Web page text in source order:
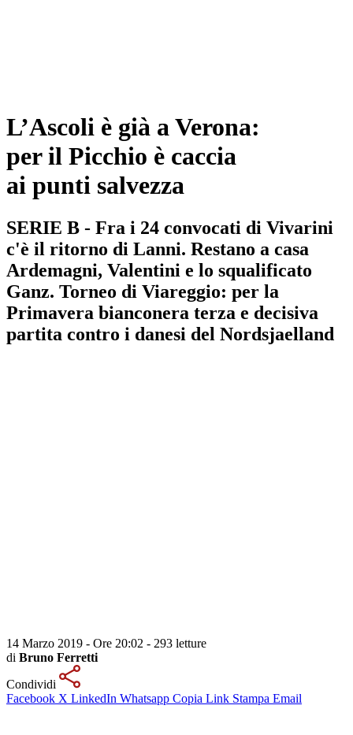
L’Ascoli è già a Verona:
per il Picchio è caccia
ai punti salvezza
SERIE B - Fra i 24 convocati di Vivarini
c'è il ritorno di Lanni. Restano a casa
Ardemagni, Valentini e lo squalificato
Ganz. Torneo di Viareggio: per la
Primavera bianconera terza e decisiva
partita contro i danesi del Nordsjaelland
14 Marzo 2019 - Ore 20:02 - 293 letture
di Bruno Ferretti
Condividi
Facebook X LinkedIn Whatsapp Copia Link Stampa Email